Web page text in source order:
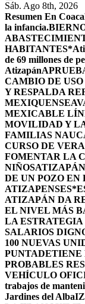
Sáb. Ago 8th, 2026
Resumen En
la infancia.
HABITANTES*
de 69 millones de
Atizapán
CAMBIO DE
Y RESPALDA
MEXIQUENSE
MEXICABLE
MOVILIDAD Y
FAMILIAS
CURSO DE
FOMENTAR LA
NIÑOS
DE UN POZO EN
ATIZAPENSES
ATIZAPÁN DA
EL NIVEL MÁS
LA
SALARIOS
100 NUEVAS
PUNTADETIENE
PROBABLES
VEHÍCULO
trabajos de
Jardines del Alba